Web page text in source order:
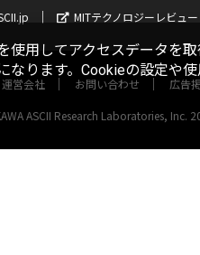
MITテクノロジーレビュー
運営会社 お問い合わせ 広告
ASCII Research Laboratories, Inc.
用してアクセスデータを
ります。Cookieの設定や